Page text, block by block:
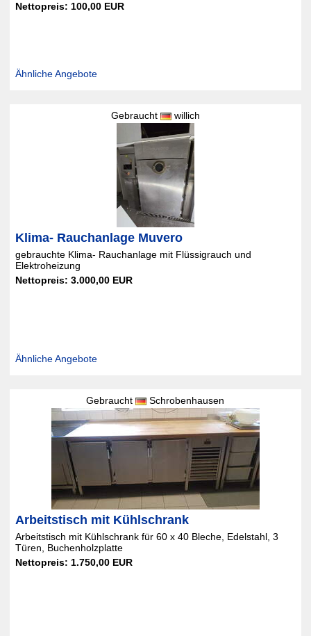
Nettopreis: 100,00 EUR
Ähnliche Angebote
Gebraucht willich
Klima- Rauchanlage Muvero
gebrauchte Klima- Rauchanlage mit Flüssigrauch und
Elektroheizung
Nettopreis: 3.000,00 EUR
Ähnliche Angebote
Gebraucht Schrobenhausen
Arbeitstisch mit Kühlschrank
Arbeitstisch mit Kühlschrank für 60 x 40 Bleche, Edelstahl, 3
Türen, Buchenholzplatte
Nettopreis: 1.750,00 EUR